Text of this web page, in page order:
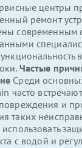
центры
ремонт
современным
Частые
Среди
часто
и
таких
с водой и